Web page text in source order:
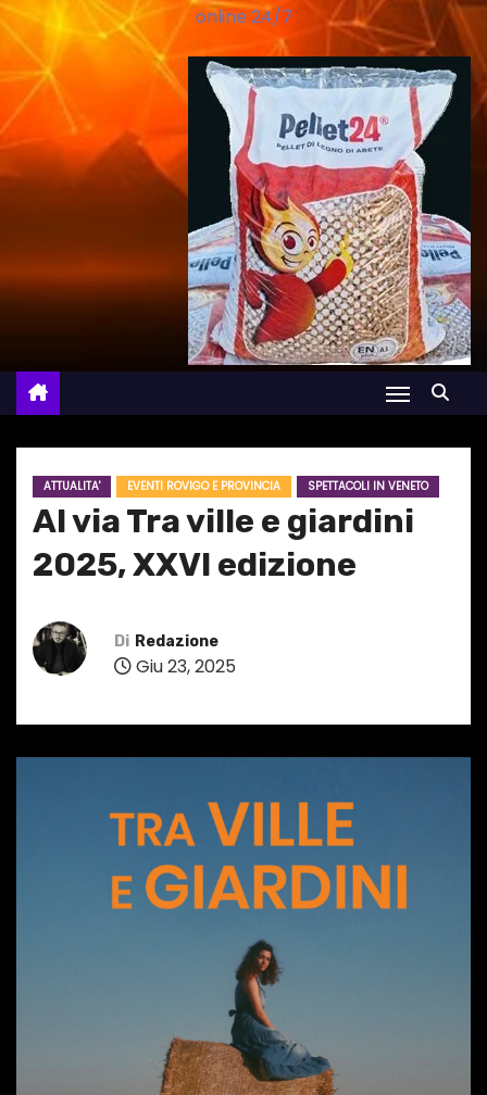
online 24/7
ATTUALITA' EVENTI ROVIGO E PROVINCIA SPETTACOLI IN VENETO
Al via Tra ville e giardini
2025, XXVI edizione
Di Redazione
Giu 23, 2025